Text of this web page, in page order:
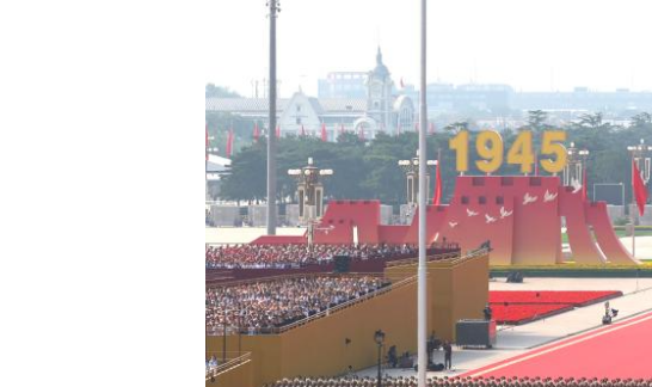
Қазақ тілі
ภาษาไทย
Bahasa Melayu
Ελληνικά
Tiếng Việt
اردو